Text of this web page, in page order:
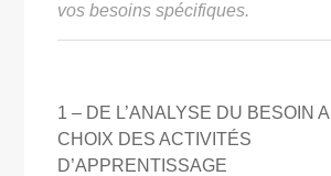
vos besoins spécifiques.
1 – DE L’ANALYSE DU BESOIN
CHOIX DES ACTIVITÉS
D’APPRENTISSAGE